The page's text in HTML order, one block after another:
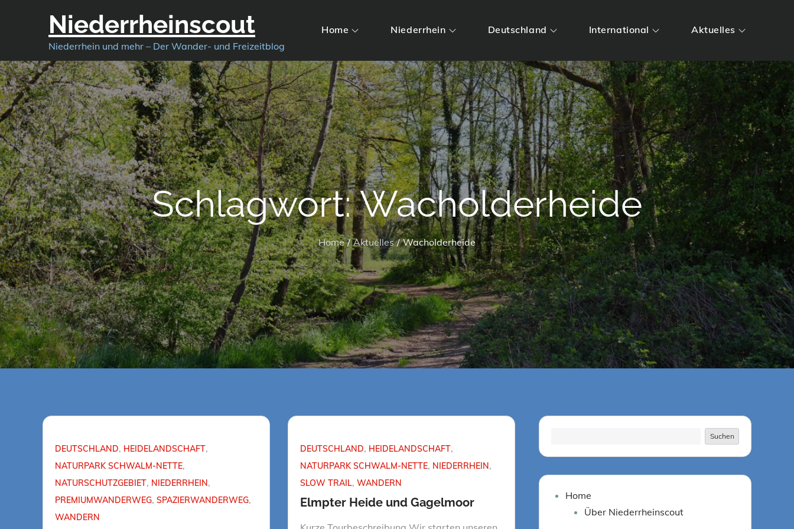
Niederrheinscout
Niederrhein und mehr – Der Wander- und Freizeitblog
Home Niederrhein Deutschland International Aktuelles
Schlagwort:Wacholderheide
Home Aktuelles Wacholderheide
DEUTSCHLAND HEIDELANDSCHAFT
NATURPARK SCHWALM-NETTE
NATURSCHUTZGEBIET NIEDERRHEIN
PREMIUMWANDERWEG SPAZIERWANDERWEG
WANDERN
DEUTSCHLAND HEIDELANDSCHAFT
NATURPARK SCHWALM-NETTE NIEDERRHEIN
SLOW TRAIL WANDERN
Elmpter Heide und Gagelmoor
Suchen
Home
Über Niederrheinscout